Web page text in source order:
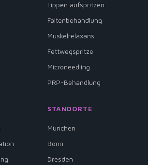
Lippen aufspritzen
Faltenbehandlung
Muskelrelaxans
Fettwegspritze
Microneedling
PRP-Behandlung
STANDORTE
München
Bonn
Dresden